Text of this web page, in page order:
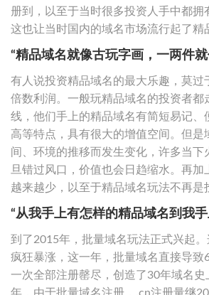
册到，以至于当时很多投资人手中都拥
这也让当时国内的域名市场流行起了精
“精品域名就像古玩字画，一两件
有人说投资精品域名的最大乐趣，莫过
倍数利润。一般玩精品域名的投资者都
线，他们手上的精品域名有简短易记、
高等特点，具有很大的增值空间。但是
间、环境的推移而发生变化，许多当下
旦错过风口，价值也会日趋缩水。再加
越来越少，以至于精品域名玩法不再是
“从我手上有怎样的精品域名到我
到了2015年，批量域名玩法正式兴起
疯狂暴涨，这一年，批量域名直接导致
一次全部注册罄尽，创造了30年域名
年，由于批量域名注册，.cn注册量继